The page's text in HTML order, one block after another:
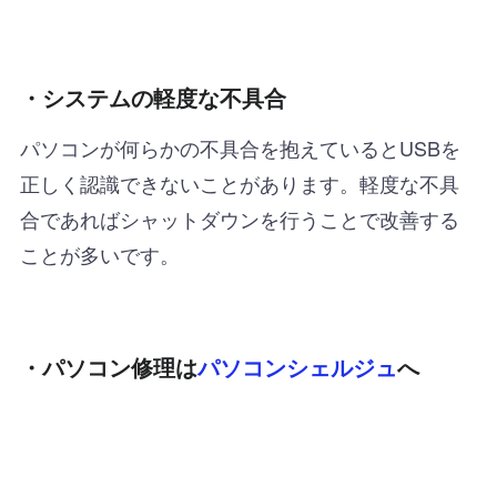
・システムの軽度な不具合
パソコンが何らかの不具合を抱えているとUSBを
正しく認識できないことがあります。軽度な不具
合であればシャットダウンを行うことで改善する
ことが多いです。
・パソコン修理はパソコンシェルジュへ